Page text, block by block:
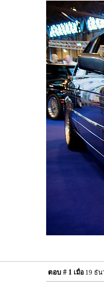
ตอบ # 1 เมื่อ 19 ธัน